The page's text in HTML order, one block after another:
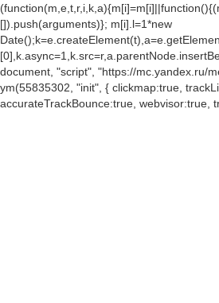
[]).push(arguments)}; m[i].l=1*new
document, "script", "https://mc.yandex.ru/
ym(55835302, "init", { clickmap:true,
accurateTrackBounce:true, webvisor:true,